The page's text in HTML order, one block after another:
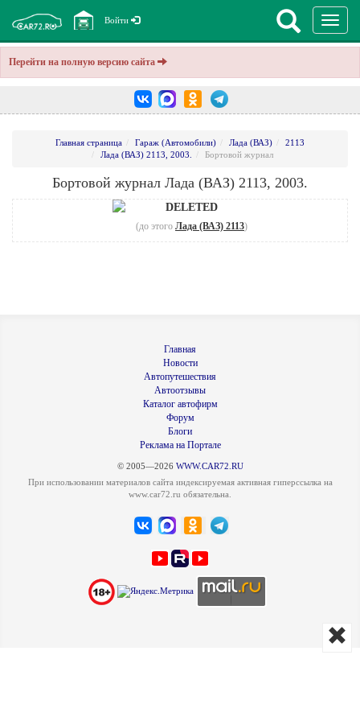
Перейти на полную версию сайта
Войти
Главная страница Гараж (Автомобили) Лада (ВАЗ)
2113
Лада (ВАЗ) 2113, 2003.
Бортовой журнал
Бортовой журнал Лада (ВАЗ) 2113, 2003.
DELETED
(до этого Лада (ВАЗ) 2113)
Главная
Новости
Автопутешествия
Автоотзывы
Каталог автофирм
Форум
Блоги
Реклама на Портале
© 2005—2026 WWW.CAR72.RU
При использовании материалов сайта индексируемая активная гиперссылка на
www.car72.ru обязательна.